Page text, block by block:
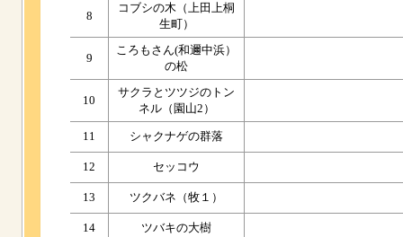
8
コブシの木（上田上桐
生町）
9
ころもさん(和邇中浜）
の松
10
サクラとツツジのトン
ネル（園山2）
11 シャクナゲの群落
12 セッコウ
13 ツクバネ（牧１）
14 ツバキの大樹